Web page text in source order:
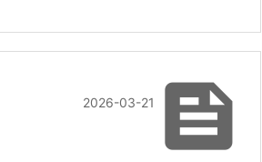

2026-03-21